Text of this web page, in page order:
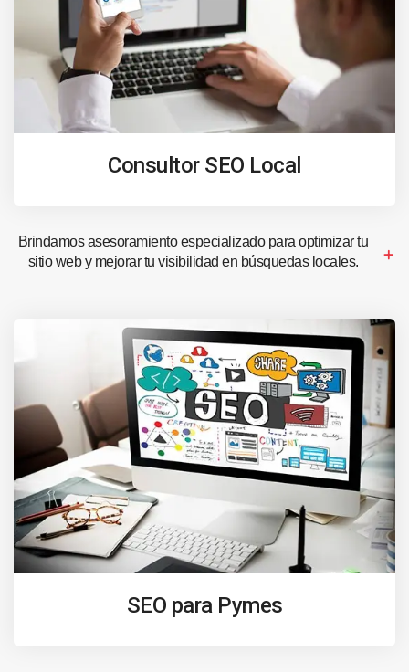
Consultor SEO Local
Brindamos asesoramiento especializado para optimizar tu
sitio web y mejorar tu visibilidad en búsquedas locales.
SEO para Pymes